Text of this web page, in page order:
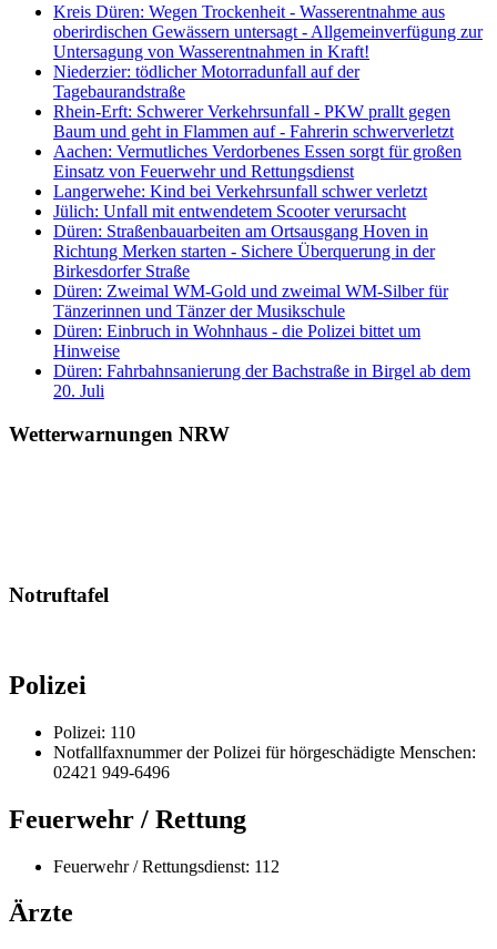
Kreis Düren: Wegen Trockenheit - Wasserentnahme aus
oberirdischen Gewässern untersagt - Allgemeinverfügung zur
Untersagung von Wasserentnahmen in Kraft!
Niederzier: tödlicher Motorradunfall auf der
Tagebaurandstraße
Rhein-Erft: Schwerer Verkehrsunfall - PKW prallt gegen
Baum und geht in Flammen auf - Fahrerin schwerverletzt
Aachen: Vermutliches Verdorbenes Essen sorgt für großen
Einsatz von Feuerwehr und Rettungsdienst
Langerwehe: Kind bei Verkehrsunfall schwer verletzt
Jülich: Unfall mit entwendetem Scooter verursacht
Düren: Straßenbauarbeiten am Ortsausgang Hoven in
Richtung Merken starten - Sichere Überquerung in der
Birkesdorfer Straße
Düren: Zweimal WM-Gold und zweimal WM-Silber für
Tänzerinnen und Tänzer der Musikschule
Düren: Einbruch in Wohnhaus - die Polizei bittet um
Hinweise
Düren: Fahrbahnsanierung der Bachstraße in Birgel ab dem
20. Juli
Wetterwarnungen NRW
Notruftafel
Polizei
Polizei: 110
Notfallfaxnummer der Polizei für hörgeschädigte Menschen:
02421 949-6496
Feuerwehr / Rettung
Feuerwehr / Rettungsdienst: 112
Ärzte